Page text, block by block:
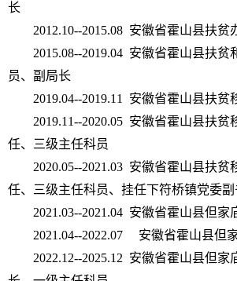
长
2012.10--2015.08 安徽省霍山县扶贫
2015.08--2019.04 安徽省霍山县扶贫
员、副局长
2019.04--2019.11 安徽省霍山县扶贫
2019.11--2020.05 安徽省霍山县扶贫
任、三级主任科员
2020.05--2021.03 安徽省霍山县扶贫
任、三级主任科员、挂任下符桥镇党委
2021.03--2021.04 安徽省霍山县但家
2021.04--2022.07 安徽省霍山县但
2022.12--2025.12 安徽省霍山县但家